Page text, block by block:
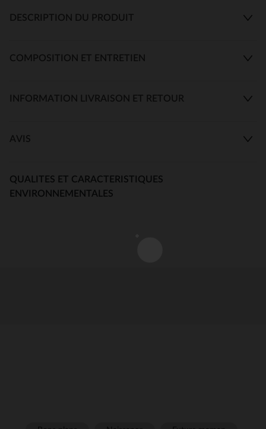
DESCRIPTION DU PRODUIT
COMPOSITION ET ENTRETIEN
INFORMATION LIVRAISON ET RETOUR
AVIS
QUALITES ET CARACTERISTIQUES
ENVIRONNEMENTALES